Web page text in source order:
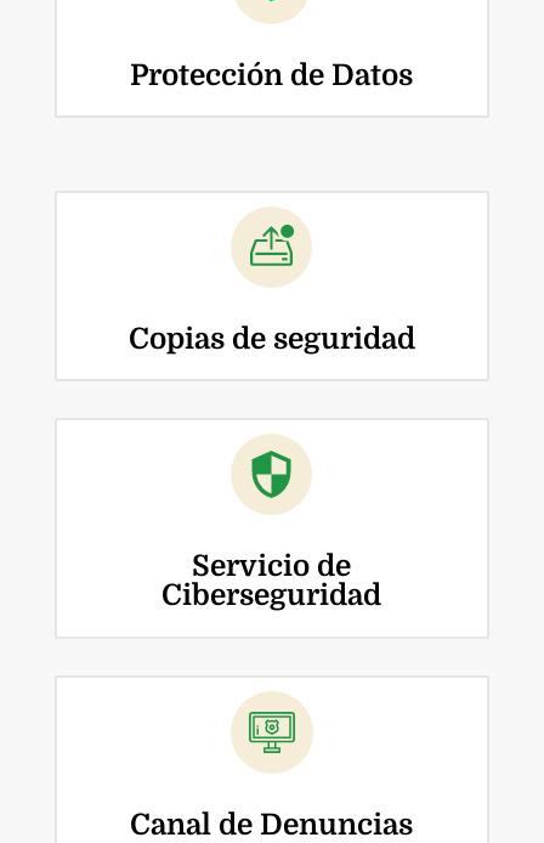
Protección de Datos
Copias de seguridad
Servicio de
Ciberseguridad
Canal de Denuncias